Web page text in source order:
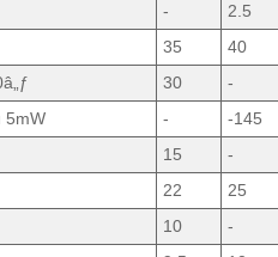
- 2.5
35 40
30 -
5mW - -145
15 -
22 25
10 -